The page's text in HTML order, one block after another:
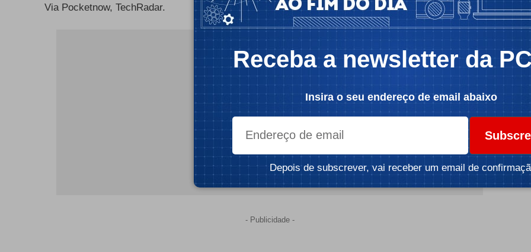
ViaPocketnow, TechRadar.
- Publicidade -
- Publicidade -
Receba a newsletter da
Insira o seu endereço de email abaixo
Depois de subscrever, vai receber um email de